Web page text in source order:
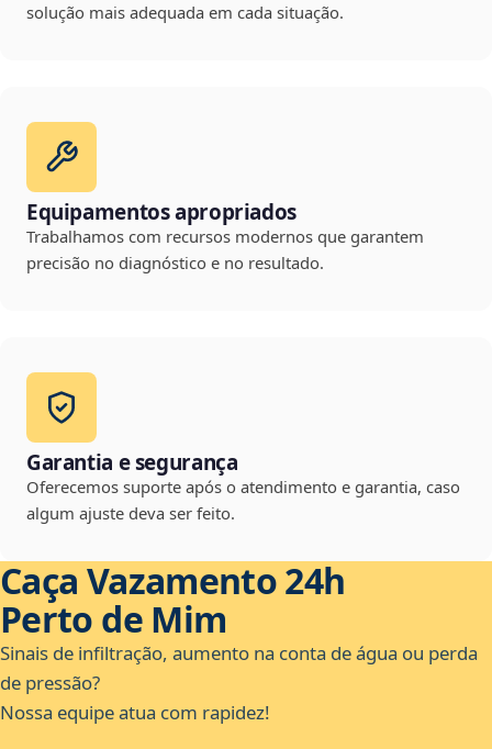
solução mais adequada em cada situação.
Equipamentos apropriados
Trabalhamos com recursos modernos que garantem
precisão no diagnóstico e no resultado.
Garantia e segurança
Oferecemos suporte após o atendimento e garantia, caso
algum ajuste deva ser feito.
Caça Vazamento 24h
Perto de Mim
Sinais de infiltração, aumento na conta de água ou perda
de pressão?
Nossa equipe atua com rapidez!